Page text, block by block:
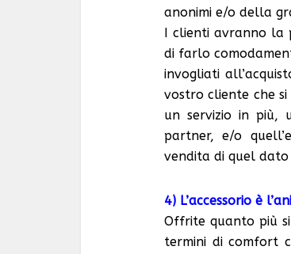
anonimi e/o della
I clienti avranno la
di farlo
invogliati
vostro cliente che
un servizio in più,
partner, e/o
vendita di quel dato
4) L’accessorio è
Offrite quanto più
termini di comfort